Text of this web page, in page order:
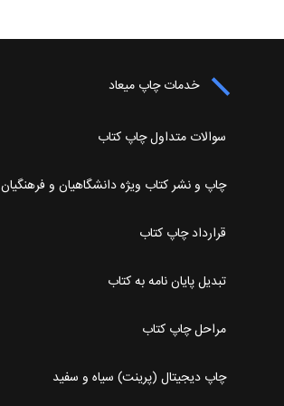
خدمات چاپ میعاد
سوالات متداول چاپ کتاب
چاپ و نشر کتاب ویژه دانشگاهیان و فرهنگیان
قرارداد چاپ کتاب
تبدیل پایان نامه به کتاب
مراحل چاپ کتاب
چاپ دیجیتال (پرینت) سیاه و سفید